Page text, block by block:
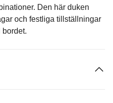
Den här duken
och festliga tillställningar
bordet.